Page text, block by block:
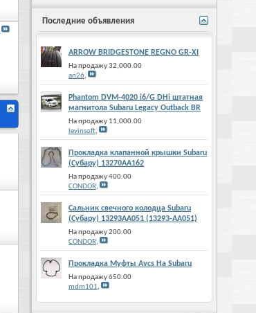
Последние объявления
ARROW BRIDGESTONE REGNO GR-XI
На продажу 32,000.00
an26,
Phantom DVM-4020 i6/G DHi штатная
магнитола Subaru Legacy Outback BR
На продажу 11,000.00
levinsoft,
Прокладка клапанной крышки Subaru
(Субару) 13270AA162
На продажу 400.00
CONDOR,
Сальник свечного колодца Subaru
(Субару) 13293AA051 (13293-AA051)
На продажу 200.00
CONDOR,
Прокладка Муфты Avcs На Subaru
На продажу 650.00
mdm101,